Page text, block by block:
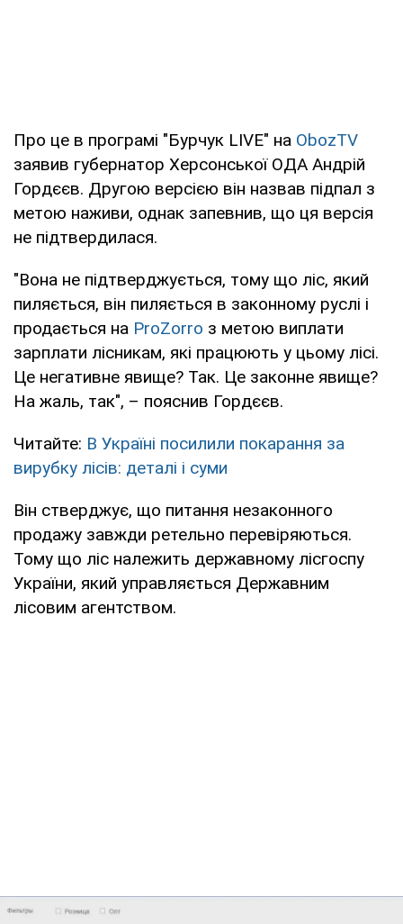
Про це в програмі "Бурчук LIVE" на ObozTV
заявив губернатор Херсонської ОДА Андрій
Гордєєв. Другою версією він назвав підпал з
метою наживи, однак запевнив, що ця версія
не підтвердилася.
"Вона не підтверджується, тому що ліс, який
пиляється, він пиляється в законному руслі і
продається на ProZorro з метою виплати
зарплати лісникам, які працюють у цьому лісі.
Це негативне явище? Так. Це законне явище?
На жаль, так", – пояснив Гордєєв.
Читайте: В Україні посилили покарання за
вирубку лісів: деталі і суми
Він стверджує, що питання незаконного
продажу завжди ретельно перевіряються.
Тому що ліс належить державному лісгоспу
України, який управляється Державним
лісовим агентством.